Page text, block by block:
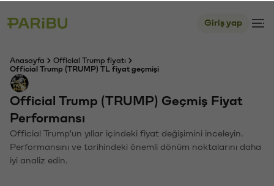
Giriş yap
Anasayfa
Official Trump fiyatı
Official Trump (TRUMP) TL fiyat geçmişi
Official Trump (TRUMP) Geçmiş Fiyat
Performansı
Official Trump'un yıllar içindeki fiyat değişimini inceleyin.
Performansını ve tarihindeki önemli dönüm noktalarını daha
iyi analiz edin.